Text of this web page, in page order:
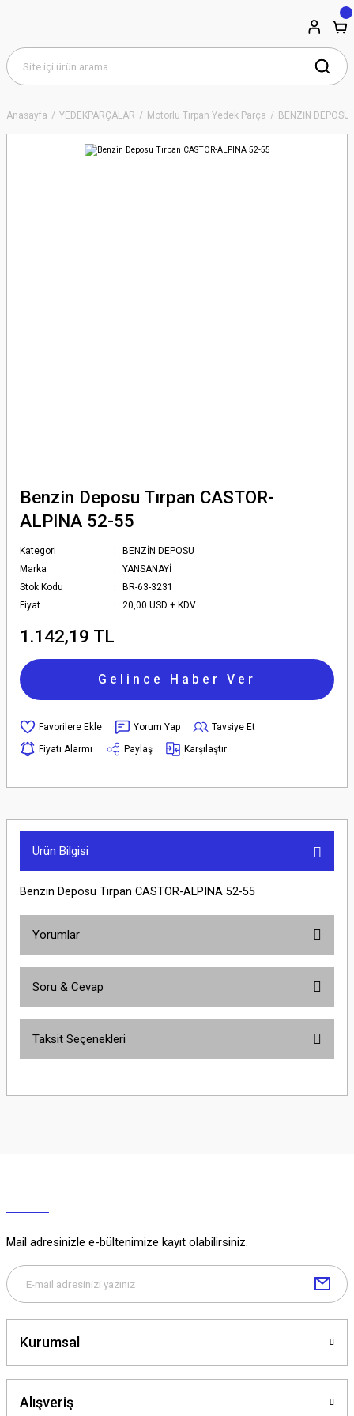
Anasayfa YEDEKPARÇALAR Motorlu Tırpan Yedek Parça BENZİN DEPOSU
Benzin Deposu Tırpan CASTOR-
ALPINA 52-55
Kategori
BENZİN DEPOSU
Marka
YANSANAYİ
Stok Kodu
BR-63-3231
Fiyat
20,00 USD + KDV
1.142,19 TL
Gelince Haber Ver
Yorum Yap
Tavsiye Et
Fiyatı Alarmı
Paylaş Karşılaştır
Ürün Bilgisi
Benzin Deposu Tırpan CASTOR-ALPINA 52-55
Yorumlar
Soru & Cevap
Soru Sor
Taksit Seçenekleri
Mail adresinizle e-bültenimize kayıt olabilirsiniz.
Kurumsal
Alışveriş